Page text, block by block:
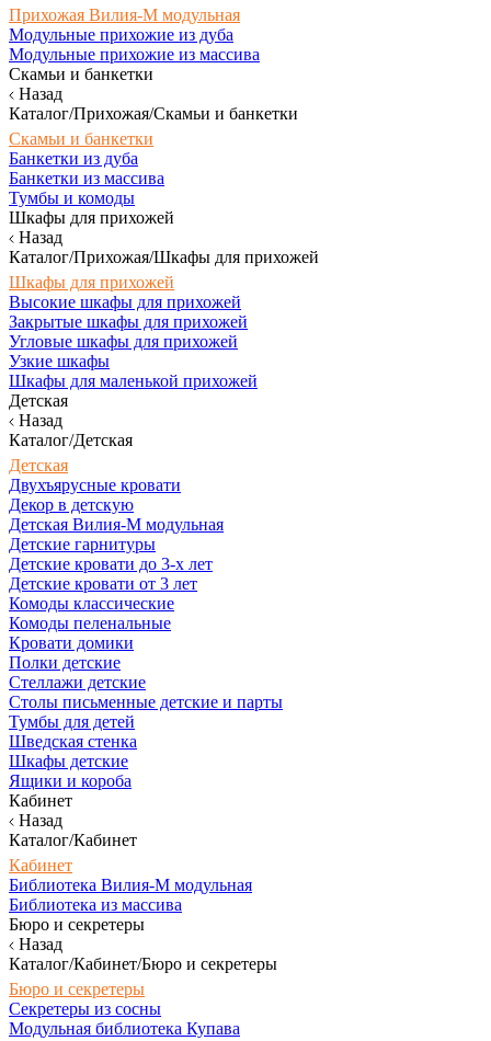
Прихожая Вилия-М модульная
Модульные прихожие из дуба
Модульные прихожие из массива
Скамьи и банкетки
Назад
Каталог/Прихожая/Скамьи и банкетки
Скамьи и банкетки
Банкетки из дуба
Банкетки из массива
Тумбы и комоды
Шкафы для прихожей
Назад
Каталог/Прихожая/Шкафы для прихожей
Шкафы для прихожей
Высокие шкафы для прихожей
Закрытые шкафы для прихожей
Угловые шкафы для прихожей
Узкие шкафы
Шкафы для маленькой прихожей
Детская
Назад
Каталог/Детская
Детская
Двухъярусные кровати
Декор в детскую
Детская Вилия-М модульная
Детские гарнитуры
Детские кровати до 3-х лет
Детские кровати от 3 лет
Комоды классические
Комоды пеленальные
Кровати домики
Полки детские
Стеллажи детские
Столы письменные детские и парты
Тумбы для детей
Шведская стенка
Шкафы детские
Ящики и короба
Кабинет
Назад
Каталог/Кабинет
Кабинет
Библиотека Вилия-М модульная
Библиотека из массива
Бюро и секретеры
Назад
Каталог/Кабинет/Бюро и секретеры
Бюро и секретеры
Секретеры из сосны
Модульная библиотека Купава